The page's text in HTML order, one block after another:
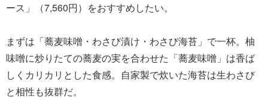
ース」（7,560円）をおすすめしたい。
まずは「蕎麦味噌・わさび漬け・わさび海苔」で一杯。柚
味噌に炒りたての蕎麦の実を合わせた「蕎麦味噌」は香ば
しくカリカリとした食感。自家製で炊いた海苔は生わさび
と相性も抜群だ。